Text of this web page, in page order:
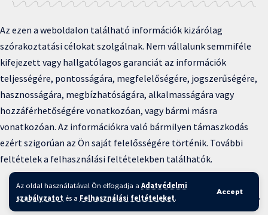
Az oldal használatával Ön elfogadja a Adatvédelmi
szabályzatot és a Felhasználási feltételeket.
Accept
Az ezen a weboldalon található információk kizárólag
szórakoztatási célokat szolgálnak. Nem vállalunk semmiféle
kifejezett vagy hallgatólagos garanciát az információk
teljességére, pontosságára, megfelelőségére, jogszerűségére,
hasznosságára, megbízhatóságára, alkalmasságára vagy
hozzáférhetőségére vonatkozóan, vagy bármi másra
vonatkozóan. Az információkra való bármilyen támaszkodás
ezért szigorúan az Ön saját felelősségére történik. További
feltételek a felhasználási feltételekben találhatók.
Copyright © 2025 BFKH.hu
Felhasználási feltételek –Adatvédelmi irányelvek – Kapcsolat –